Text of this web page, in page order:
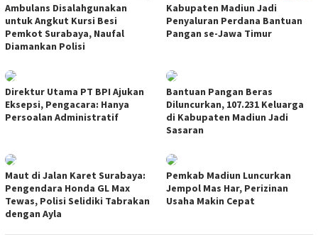
Ambulans Disalahgunakan
untuk Angkut Kursi Besi
Pemkot Surabaya, Naufal
Diamankan Polisi
Kabupaten Madiun Jadi
Penyaluran Perdana Bantuan
Pangan se-Jawa Timur
Direktur Utama PT BPI Ajukan
Eksepsi, Pengacara: Hanya
Persoalan Administratif
Bantuan Pangan Beras
Diluncurkan, 107.231 Keluarga
di Kabupaten Madiun Jadi
Sasaran
Maut di Jalan Karet Surabaya:
Pengendara Honda GL Max
Tewas, Polisi Selidiki Tabrakan
dengan Ayla
Pemkab Madiun Luncurkan
Jempol Mas Har, Perizinan
Usaha Makin Cepat